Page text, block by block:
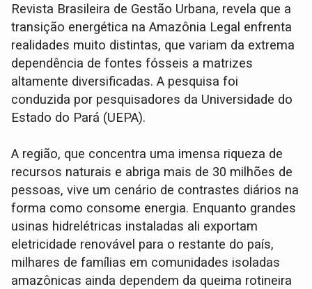
Revista Brasileira de Gestão Urbana, revela que a
transição energética na Amazônia Legal enfrenta
realidades muito distintas, que variam da extrema
dependência de fontes fósseis a matrizes
altamente diversificadas. A pesquisa foi
conduzida por pesquisadores da Universidade do
Estado do Pará (UEPA).
A região, que concentra uma imensa riqueza de
recursos naturais e abriga mais de 30 milhões de
pessoas, vive um cenário de contrastes diários na
forma como consome energia. Enquanto grandes
usinas hidrelétricas instaladas ali exportam
eletricidade renovável para o restante do país,
milhares de famílias em comunidades isoladas
amazônicas ainda dependem da queima rotineira